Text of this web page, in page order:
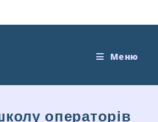
Меню
операторів